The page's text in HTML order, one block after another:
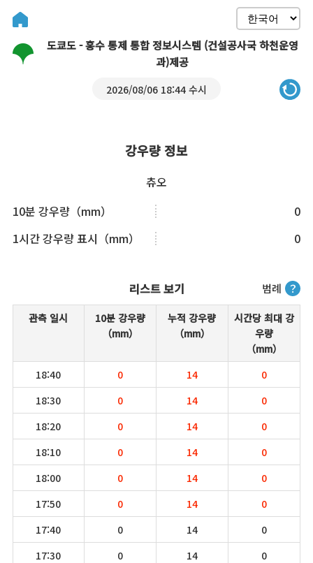
도쿄도 - 홍수 통제 통합 정보시스템 (건설공사국 하천운영
과)제공
2026/08/06 18:44 수시
강우량 정보
츄오
10분 강우량（mm）
0
1시간 강우량 표시（mm）
0
범례 ？
리스트 보기
관측 일시
10분 강우량
（mm）
누적 강우량
（mm）
시간당 최대 강
우량
（mm）
18:40
0 14
0
18:30
0 14
0
18:20
0 14
0
18:10
0 14
0
18:00
0 14
0
17:50
0 14
0
17:40
0 14
0
17:30
0 14
0